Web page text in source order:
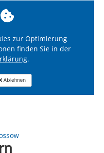
zur Optimierung
finden Sie in der
.
Ablehnen